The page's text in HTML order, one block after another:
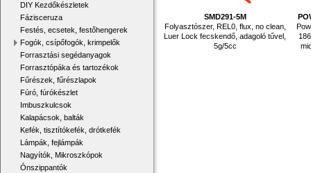
DIY Kezdőkészletek
Fázisceruza
Festés, ecsetek, festőhengerek
Fogók, csípőfogók, krimpelők
Forrasztási segédanyagok
Forrasztópáka és tartozékok
Fűrészek, fűrészlapok
Fúró, fúrókészlet
Imbuszkulcsok
Kalapácsok, balták
Kefék, tisztítókefék, drótkefék
Lámpák, fejlámpák
Nagyítók, Mikroszkópok
Ónszippantók
SMD291-5M
Folyasztószer, REL0, flux, no clean,
Luer Lock fecskendő, adagoló tűvel,
5g/5cc